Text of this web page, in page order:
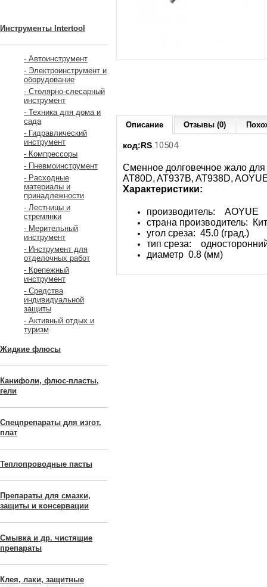
Инструменты Intertool
- Автоинструмент
- Электроинструмент и
оборудование
- Столярно-слесарный
инструмент
- Техника для дома и
сада
- Гидравлический
инструмент
- Компрессоры
- Пневмоинструмент
- Расходные
материалы и
принадлежности
- Лестницы и
стремянки
- Мерительный
инструмент
- Инструмент для
отделочных работ
- Крепежный
инструмент
- Средства
индивидуальной
защиты
- Активный отдых и
туризм
Жидкие флюсы
Канифоли, флюс-пласты,
гели
Спецпрепараты для изгот.
плат
Теплопроводные пасты
Препараты для смазки,
защиты и консервации
Смывка и др. чистящие
препараты
Клея, лаки, защитные
Описание Отзывы (0)
код:RS 10504
Сменное долговечное жало для
AT80D, AT937B, AT938D,
Характеристики:
производитель: AOYUE
страна производитель:
угол среза: 45.0 (град.)
тип среза:
диаметр 0.8 (мм)